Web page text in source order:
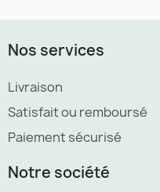
Nos services
Livraison
Satisfait ou remboursé
Paiement sécurisé
Notre société